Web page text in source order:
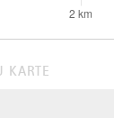
KARTE